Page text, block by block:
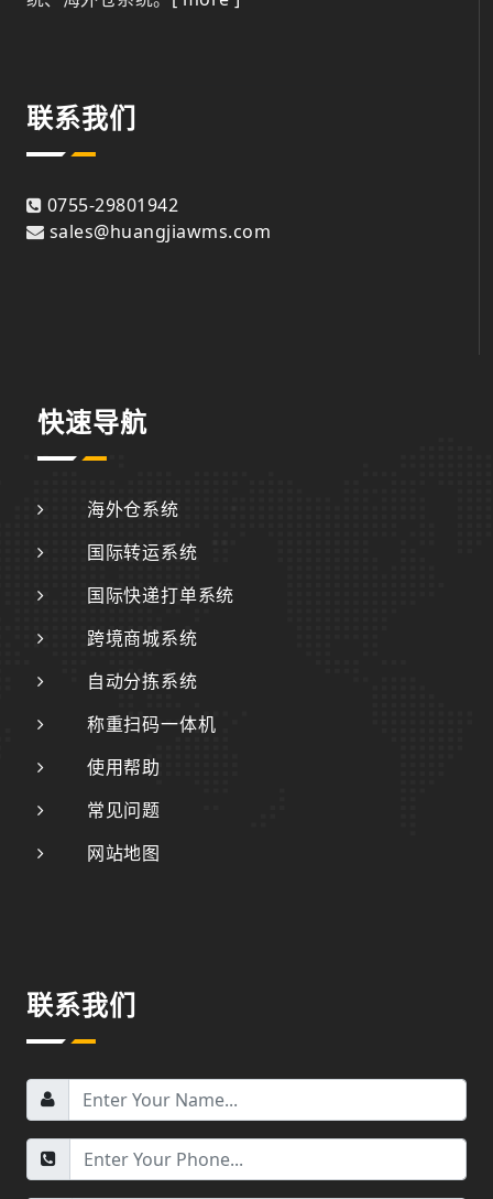
联系我们
0755-29801942
sales@huangjiawms.com
快速导航
海外仓系统
国际转运系统
国际快递打单系统
跨境商城系统
自动分拣系统
称重扫码一体机
使用帮助
常见问题
网站地图
联系我们